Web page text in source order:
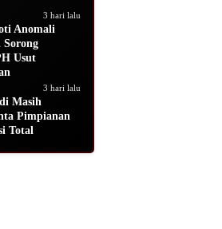
3 hari lalu
Anomali
Usut
3 hari lalu
Masih
Pimpianan
Total